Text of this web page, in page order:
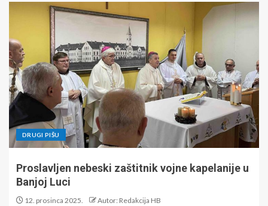
DRUGI PIŠU
Proslavljen nebeski zaštitnik vojne kapelanije u
Banjoj Luci
12. prosinca 2025. Autor: Redakcija HB